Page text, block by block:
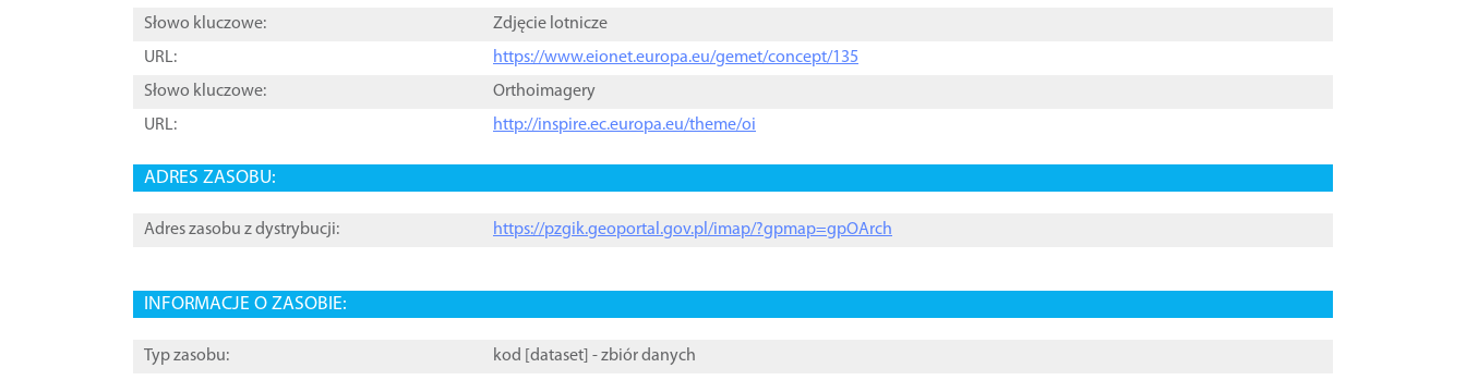
Słowo kluczowe:
Zdjęcie lotnicze
URL:
https://www.eionet.europa.eu/gemet/concept/135
Słowo kluczowe:
Orthoimagery
URL:
http://inspire.ec.europa.eu/theme/oi
ADRES ZASOBU:
Adres zasobu z dystrybucji: https://pzgik.geoportal.gov.pl/imap/?gpmap=gpOArch
INFORMACJE O ZASOBIE:
Typ zasobu: kod [ dataset ] - zbiór danych